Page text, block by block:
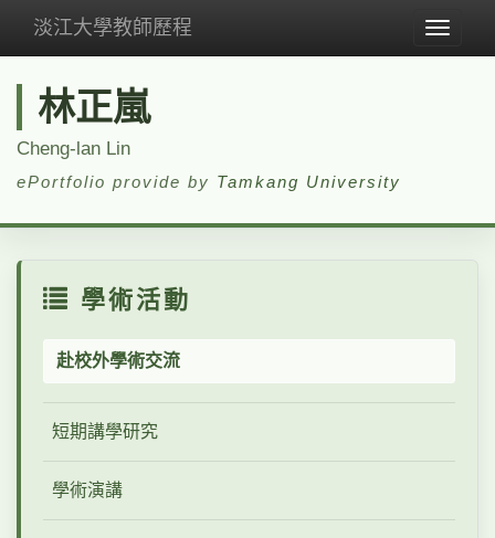
Toggle
淡江大學教師歷程
林正嵐
Cheng-lan Lin
ePortfolio provide by Tamkang University
學術活動
赴校外學術交流
短期講學研究
學術演講